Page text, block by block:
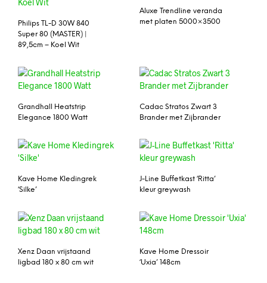
Philips TL-D 30W 840
Super 80 (MASTER) |
89,5cm – Koel Wit
Aluxe Trendline veranda
met platen 5000×3500
Grandhall Heatstrip
Elegance 1800 Watt
Cadac Stratos Zwart 3
Brander met Zijbrander
Kave Home Kledingrek
‘Silke’
J-Line Buffetkast ‘Ritta’
kleur greywash
Xenz Daan vrijstaand
ligbad 180 x 80 cm wit
Kave Home Dressoir
‘Uxia’ 148cm